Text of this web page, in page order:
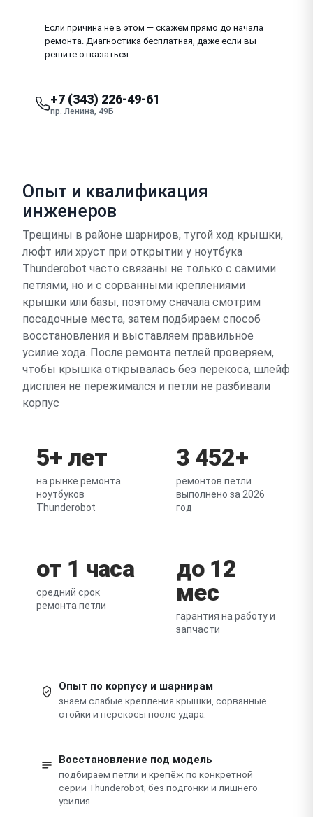
Если причина не в этом — скажем прямо до начала
ремонта. Диагностика бесплатная, даже если вы
решите отказаться.
+7 (343) 226-49-61
пр. Ленина, 49Б
Опыт и квалификация
инженеров
Трещины в районе шарниров, тугой ход крышки,
люфт или хруст при открытии у ноутбука
Thunderobot часто связаны не только с самими
петлями, но и с сорванными креплениями
крышки или базы, поэтому сначала смотрим
посадочные места, затем подбираем способ
восстановления и выставляем правильное
усилие хода. После ремонта петлей проверяем,
чтобы крышка открывалась без перекоса, шлейф
дисплея не пережимался и петли не разбивали
корпус
5+ лет
на рынке ремонта
ноутбуков
Thunderobot
3 452+
ремонтов петли
выполнено за 2026
год
от 1 часа
средний срок
ремонта петли
до 12
мес
гарантия на работу и
запчасти
Опыт по корпусу и шарнирам
знаем слабые крепления крышки, сорванные
стойки и перекосы после удара.
Восстановление под модель
подбираем петли и крепёж по конкретной
серии Thunderobot, без подгонки и лишнего
усилия.